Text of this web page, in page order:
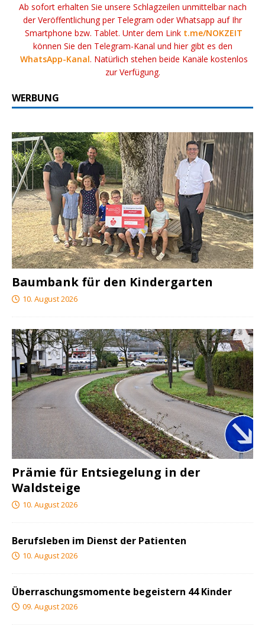
Ab sofort erhalten Sie unsere Schlagzeilen unmittelbar nach
der Veröffentlichung per Telegram oder Whatsapp auf Ihr
Smartphone bzw. Tablet. Unter dem Link t.me/NOKZEIT
können Sie den Telegram-Kanal und hier gibt es den
WhatsApp-Kanal. Natürlich stehen beide Kanäle kostenlos
zur Verfügung.
WERBUNG
Baumbank für den Kindergarten
10. August 2026
Prämie für Entsiegelung in der
Waldsteige
10. August 2026
Berufsleben im Dienst der Patienten
10. August 2026
Überraschungsmomente begeistern 44 Kinder
09. August 2026